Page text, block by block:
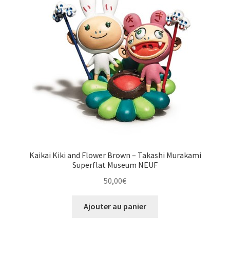
Kaikai Kiki and Flower Brown – Takashi Murakami
Superflat Museum NEUF
50,00€
Ajouter au panier